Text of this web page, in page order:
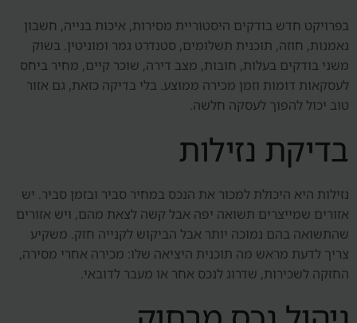
בפרויקט חדש בודקים היסטוריית מסירות, איכות בנייה, חשבון
נאמנות, חוזה, תוכנית תשלומים, סטנדרט גמר ומוניטין. בשוק
משני בודקים בעלות, חובות, מצב דירה, שוכר קיים, מחיר ביחס
לעסקאות דומות וזמן מכירה ממוצע. בלי בדיקה כזאת, גם אזור
טוב יכול להפוך לעסקה חלשה.
בדיקת נזילות
נזילות היא היכולת למכור את הנכס במחיר סביר ובזמן סביר. יש
אזורים שמייצרים תשואה יפה אבל קשה לצאת מהם, ויש אזורים
שהתשואה בהם נמוכה יותר אבל הביקוש לקנייה חזק. משקיע
צריך לדעת מראש מה תוכנית היציאה שלו: מכירה אחרי מסירה,
החזקה לשכירות, שדרוג לנכס אחר או מעבר לדובאי.